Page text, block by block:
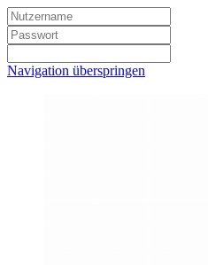
Navigation überspringen